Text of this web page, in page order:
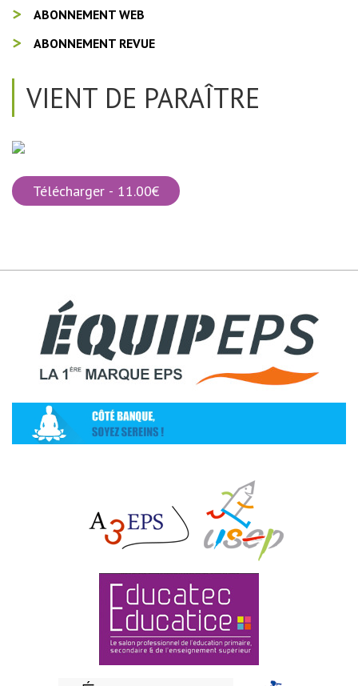
ABONNEMENT WEB
ABONNEMENT REVUE
VIENT DE PARAÎTRE
Télécharger - 11.00€